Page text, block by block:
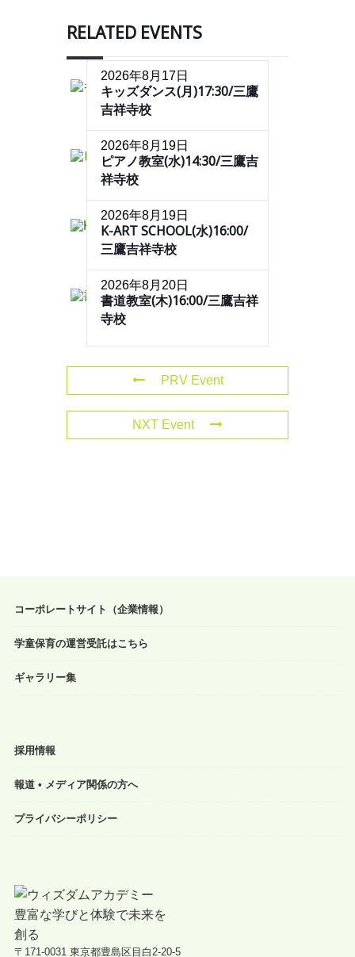
RELATED EVENTS
2026年8月17日
キッズダンス(月)17:30/三鷹
吉祥寺校
2026年8月19日
ピアノ教室(水)14:30/三鷹吉
祥寺校
2026年8月19日
K-ART SCHOOL(水)16:00/
三鷹吉祥寺校
2026年8月20日
書道教室(木)16:00/三鷹吉祥
寺校
PRV Event
NXT Event
コーポレートサイト（企業情報）
学童保育の運営受託はこちら
ギャラリー集
採用情報
報道 • メディア関係の方へ
プライバシーポリシー
〒171-0031 東京都豊島区目白2-20-5